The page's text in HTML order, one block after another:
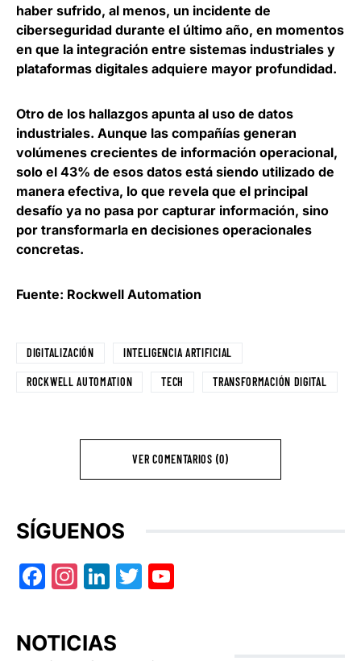
haber sufrido, al menos, un incidente de
ciberseguridad durante el último año, en momentos
en que la integración entre sistemas industriales y
plataformas digitales adquiere mayor profundidad.
Otro de los hallazgos apunta al uso de datos
industriales. Aunque las compañías generan
volúmenes crecientes de información operacional,
solo el 43% de esos datos está siendo utilizado de
manera efectiva, lo que revela que el principal
desafío ya no pasa por capturar información, sino
por transformarla en decisiones operacionales
concretas.
Fuente: Rockwell Automation
DIGITALIZACIÓN INTELIGENCIA ARTIFICIAL
ROCKWELL AUTOMATION TECH TRANSFORMACIÓN DIGITAL
VER COMENTARIOS (0)
SÍGUENOS
Facebook
Instagram
LinkedIn
Twitter
NOTICIAS